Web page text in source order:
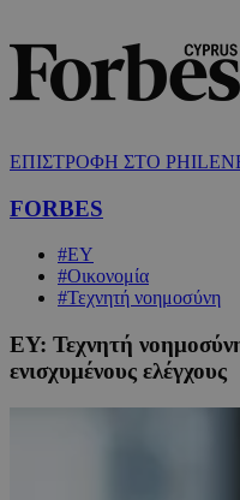
ΕΠΙΣΤΡΟΦΗ ΣΤΟ
FORBES
#EY
#Οικονομία
#Τεχνητή νοημοσύνη
EY: Τεχνητή
ενισχυμένους ελέγχους